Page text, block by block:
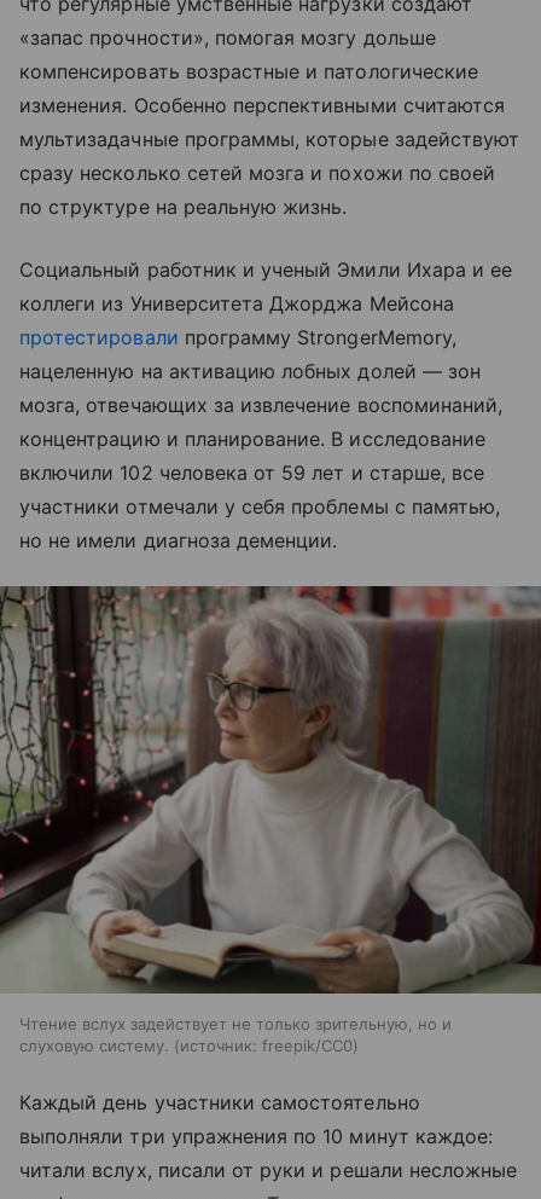
«запас прочности», помогая мозгу дольше
компенсировать возрастные и патологические
изменения. Особенно перспективными считаются
мультизадачные программы, которые задействуют
сразу несколько сетей мозга и похожи по своей
по структуре на реальную жизнь.
Социальный работник и ученый Эмили Ихара и ее
коллеги из Университета Джорджа Мейсона
протестировали программу StrongerMemory,
нацеленную на активацию лобных долей — зон
мозга, отвечающих за извлечение воспоминаний,
концентрацию и планирование. В исследование
включили 102 человека от 59 лет и старше, все
участники отмечали у себя проблемы с памятью,
но не имели диагноза деменции.
Чтение вслух задействует не только зрительную, но и
слуховую систему.
источник: freepik/CC0
Каждый день участники самостоятельно
выполняли три упражнения по 10 минут каждое:
читали вслух, писали от руки и решали несложные